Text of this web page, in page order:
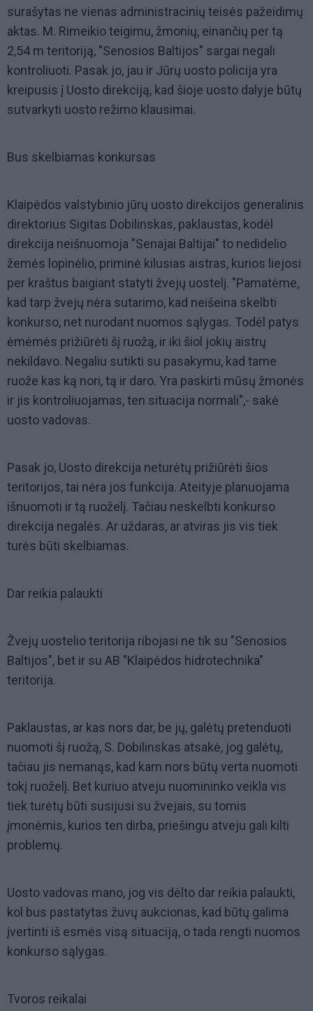
surašytas ne vienas administracinių teisės pažeidimų
aktas. M. Rimeikio teigimu, žmonių, einančių per tą
2,54 m teritoriją, "Senosios Baltijos" sargai negali
kontroliuoti. Pasak jo, jau ir Jūrų uosto policija yra
kreipusis į Uosto direkciją, kad šioje uosto dalyje būtų
sutvarkyti uosto režimo klausimai.
Bus skelbiamas konkursas
Klaipėdos valstybinio jūrų uosto direkcijos generalinis
direktorius Sigitas Dobilinskas, paklaustas, kodėl
direkcija neišnuomoja "Senajai Baltijai" to nedidelio
žemės lopinėlio, priminė kilusias aistras, kurios liejosi
per kraštus baigiant statyti žvejų uostelį. "Pamatėme,
kad tarp žvejų nėra sutarimo, kad neišeina skelbti
konkurso, net nurodant nuomos sąlygas. Todėl patys
ėmėmės prižiūrėti šį ruožą, ir iki šiol jokių aistrų
nekildavo. Negaliu sutikti su pasakymu, kad tame
ruože kas ką nori, tą ir daro. Yra paskirti mūsų žmonės
ir jis kontroliuojamas, ten situacija normali",- sakė
uosto vadovas.
Pasak jo, Uosto direkcija neturėtų prižiūrėti šios
teritorijos, tai nėra jos funkcija. Ateityje planuojama
išnuomoti ir tą ruoželį. Tačiau neskelbti konkurso
direkcija negalės. Ar uždaras, ar atviras jis vis tiek
turės būti skelbiamas.
Dar reikia palaukti
Žvejų uostelio teritorija ribojasi ne tik su "Senosios
Baltijos", bet ir su AB "Klaipėdos hidrotechnika"
teritorija.
Paklaustas, ar kas nors dar, be jų, galėtų pretenduoti
nuomoti šį ruožą, S. Dobilinskas atsakė, jog galėtų,
tačiau jis nemanąs, kad kam nors būtų verta nuomoti
tokį ruoželį. Bet kuriuo atveju nuomininko veikla vis
tiek turėtų būti susijusi su žvejais, su tomis
įmonėmis, kurios ten dirba, priešingu atveju gali kilti
problemų.
Uosto vadovas mano, jog vis dėlto dar reikia palaukti,
kol bus pastatytas žuvų aukcionas, kad būtų galima
įvertinti iš esmės visą situaciją, o tada rengti nuomos
konkurso sąlygas.
Tvoros reikalai